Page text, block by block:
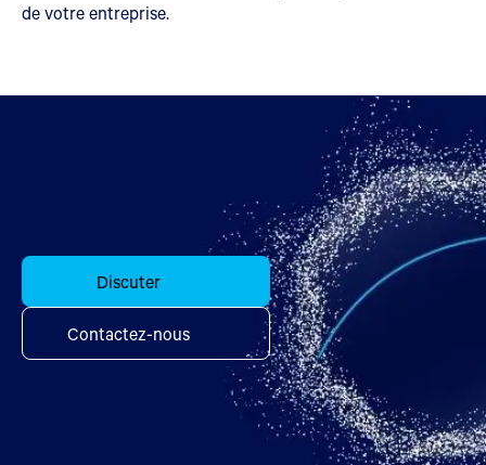
de votre entreprise.
Discuter
Contactez-nous